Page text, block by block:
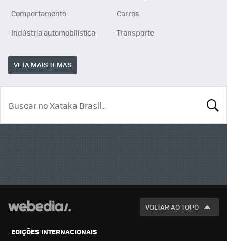
Comportamento
Carros
Indústria automobilística
Transporte
VEJA MAIS TEMAS
VOLTAR AO TOPO
EDIÇÕES INTERNACIONAIS